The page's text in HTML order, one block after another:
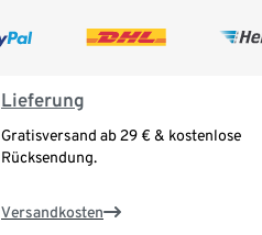
Lieferung
Gratisversand ab 29 € & kostenlose
Rücksendung.
Versandkosten